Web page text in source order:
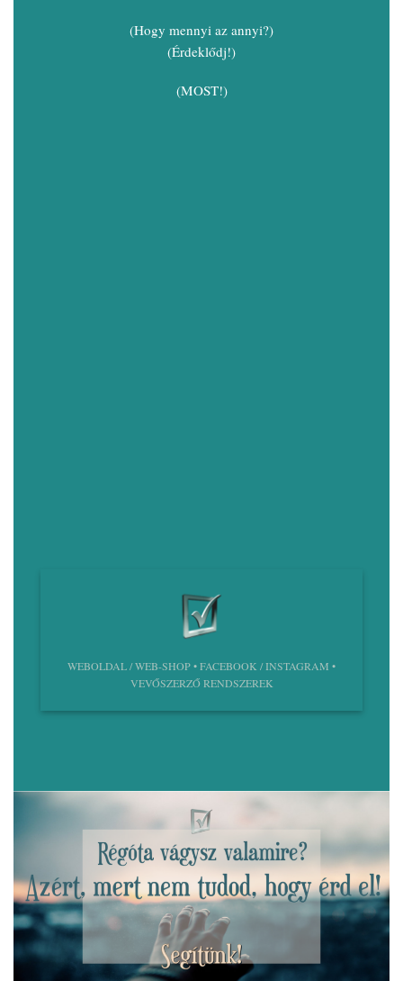
(Hogy mennyi az annyi?)
(Érdeklődj!)
(MOST!)
WEBOLDAL / WEB-SHOP • FACEBOOK / INSTAGRAM •
VEVŐSZERZŐ RENDSZEREK